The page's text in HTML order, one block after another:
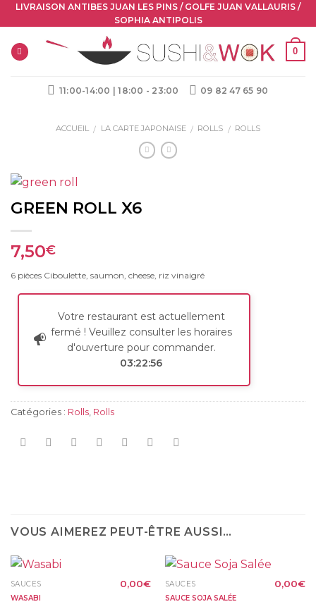
Skip
to
content
LIVRAISON ANTIBES JUAN LES PINS / GOLFE JUAN VALLAURIS /
SOPHIA ANTIPOLIS
0
11:00-14:00 | 18:00 - 23:00 09 82 47 65 90
ACCUEIL / LA CARTE JAPONAISE / ROLLS / ROLLS
GREEN ROLL X6
7,50€
6 pièces Ciboulette, saumon, cheese, riz vinaigré
Votre restaurant est actuellement
fermé ! Veuillez consulter les horaires
d'ouverture pour commander.
03:22:56
Catégories : Rolls Rolls
VOUS AIMEREZ PEUT-ÊTRE AUSSI…
SAUCES
WASABI
0,00€
SAUCES
SAUCE SOJA SALÉE
0,00€